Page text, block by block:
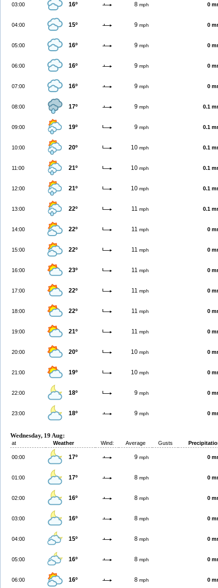
03:00 16º 8 mph 0
04:00 15º 9 mph 0
05:00 16º 9 mph 0
06:00 16º 9 mph 0
07:00 16º 9 mph 0
08:00 17º 9 mph 0.1
09:00 19º 9 mph 0.1
10:00 20º 10 mph 0.1
11:00 21º 10 mph 0.1
12:00 21º 10 mph 0.1
13:00 22º 11 mph 0.1
14:00 22º 11 mph 0
15:00 22º 11 mph 0
16:00 23º 11 mph 0
17:00 22º 11 mph 0
18:00 22º 11 mph 0
19:00 21º 11 mph 0
20:00 20º 10 mph 0
21:00 19º 10 mph 0
22:00 18º 9 mph 0
23:00 18º 9 mph 0
Wednesday, 19 Aug:
at Weather Wind: Average Gusts
00:00 17º 9 mph 0
01:00 17º 8 mph 0
02:00 16º 8 mph 0
03:00 16º 8 mph 0
04:00 15º 8 mph 0
05:00 16º 8 mph 0
06:00 16º 8 mph 0